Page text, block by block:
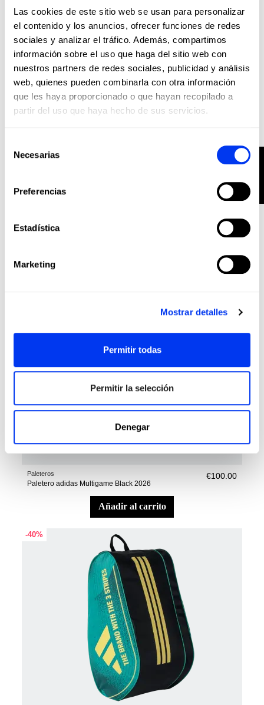
Las cookies de este sitio web se usan para personalizar
el contenido y los anuncios, ofrecer funciones de redes
sociales y analizar el tráfico. Además, compartimos
información sobre el uso que haga del sitio web con
nuestros partners de redes sociales, publicidad y análisis
web, quienes pueden combinarla con otra información
que les haya proporcionado o que hayan recopilado a
partir del uso que haya hecho de sus servicios.
Necesarias
Preferencias
Estadística
Marketing
Mostrar detalles
Permitir todas
Permitir la selección
Denegar
añadir al carrito
Paleteros €45.00
Paleteros
Paletero adidas Multigame Black 2026
€100.00
añadir al carrito
-40%